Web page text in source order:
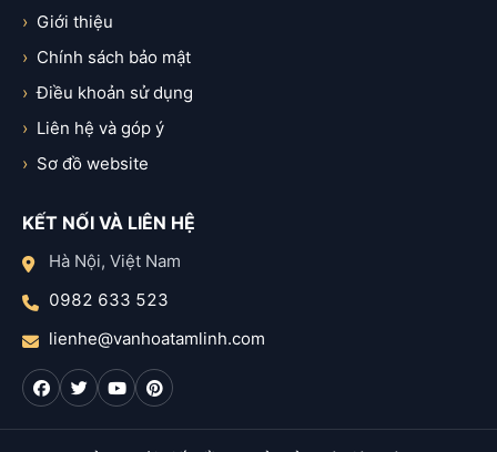
Giới thiệu
Chính sách bảo mật
Điều khoản sử dụng
Liên hệ và góp ý
Sơ đồ website
KẾT NỐI VÀ LIÊN HỆ
Hà Nội, Việt Nam
0982 633 523
lienhe@vanhoatamlinh.com